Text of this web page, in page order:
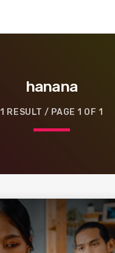
hanana
1 RESULT / PAGE 1 OF 1